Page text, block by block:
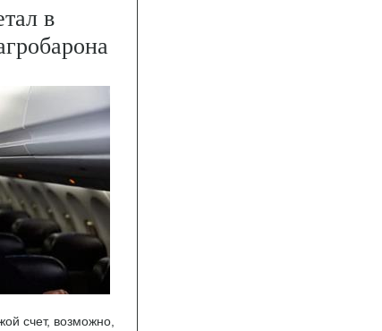
в
счет, возможно,